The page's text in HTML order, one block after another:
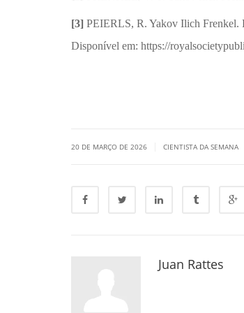
[3] PEIERLS, R. Yakov Ilich Frenkel.
Disponível em: https://
20 DE MARÇO DE 2026 CIENTISTA DA SEMANA
Juan Rattes